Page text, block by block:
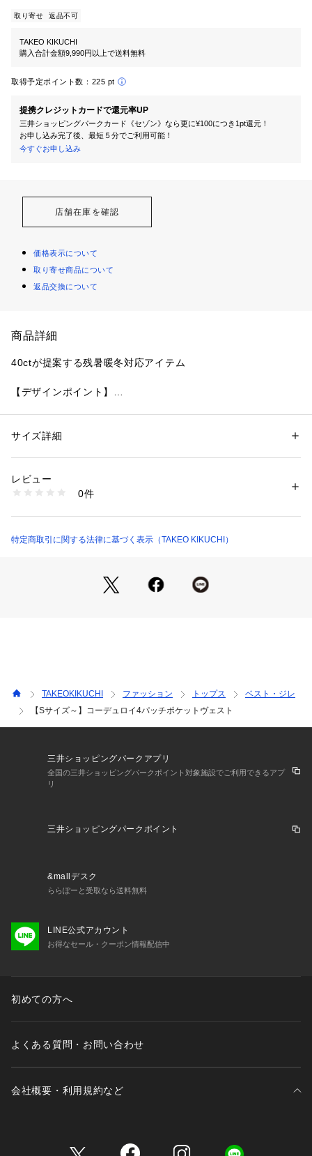
取り寄せ 返品不可
TAKEO KIKUCHI
購入合計金額9,990円以上で送料無料
取得予定ポイント数： 225 pt
提携クレジットカードで還元率UP
三井ショッピングパークカード《セゾン》なら更に¥100につき1pt還元！
お申し込み完了後、最短５分でご利用可能！
今すぐお申し込み
店舗在庫を確認
価格表示について
取り寄せ商品について
返品交換について
商品詳細
40ctが提案する残暑暖冬対応アイテム
【デザインポイント】
下側ポケットは立ち姿勢で使いやすく、上側ポケットは運転や
夏のような暑さが続く秋や、防寒いらずの暖かい冬に適した袖
無しデザインは、いつもと違う様々な着こなしをお愉しみいた
ルドレイヤーアイテムとしてご使用いただくのも大変オススメ
遠目ではベロアのように見える、畝（うね）が非常に細かいコ
愉しみいただけます。
【仕様】
・裏地なし
若干製品と画像のカラーが異なる場合もございます。
性別：メンズ
素材：コットン99％ ポリウレタン1％
商品番号：
205-54005 （ショップ）
サイズ詳細
レビュー
0件
特定商取引に関する法律に基づく表示（TAKEO KIKUCHI）
TAKEOKIKUCHI ファッション トップス
ベスト・ジレ
【Sサイズ～】コーデュロイ4パッチポケットヴェスト
三井ショッピングパークアプリ
全国の三井ショッピングパークポイント対象施設でご利用できるアプ
リ
三井ショッピングパークポイント
&mallデスク
ららぽーと受取なら送料無料
LINE公式アカウント
お得なセール・クーポン情報配信中
初めての方へ
よくある質問・お問い合わせ
会社概要・利用規約など